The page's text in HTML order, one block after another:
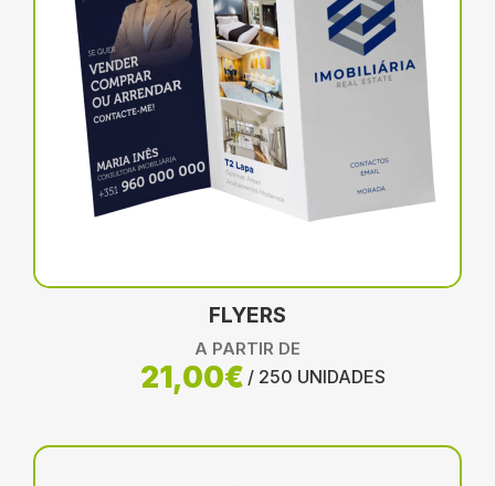
FLYERS
A PARTIR DE
21,00€ / 250 UNIDADES